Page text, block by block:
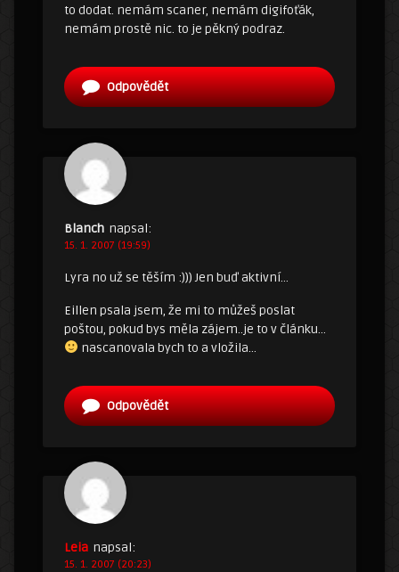
to dodat. nemám scaner, nemám digifoťák,
nemám prostě nic. to je pěkný podraz.
Odpovědět
Blanch napsal:
15. 1. 2007 (19:59)
Lyra no už se těším :))) Jen buď aktivní…
Eillen psala jsem, že mi to můžeš poslat
poštou, pokud bys měla zájem..je to v článku…
nascanovala bych to a vložila…
Odpovědět
Leia napsal:
15. 1. 2007 (20:23)